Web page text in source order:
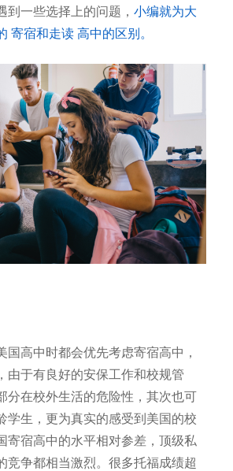
到一些选择上的问题， 小编就为大
寄宿和走读 高中的区别。
国高中时都会优先考虑寄宿高中，
由于有良好的安保工作和校规管
分在校外生活的危险性，其次也可
学生，更为真实的感受到美国的校
寄宿高中的水平相对参差，顶级私
竞争都相当激烈。很多托福成绩超